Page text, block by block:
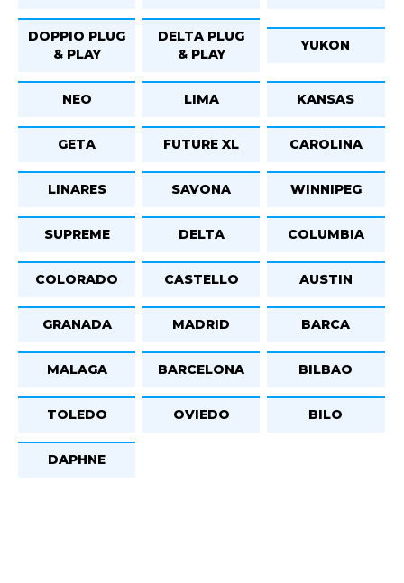
DOPPIO PLUG
& PLAY
DELTA PLUG
& PLAY
YUKON
NEO LIMA KANSAS
GETA FUTURE XL CAROLINA
LINARES SAVONA WINNIPEG
SUPREME DELTA COLUMBIA
COLORADO CASTELLO AUSTIN
GRANADA MADRID BARCA
MALAGA BARCELONA BILBAO
TOLEDO OVIEDO BILO
DAPHNE